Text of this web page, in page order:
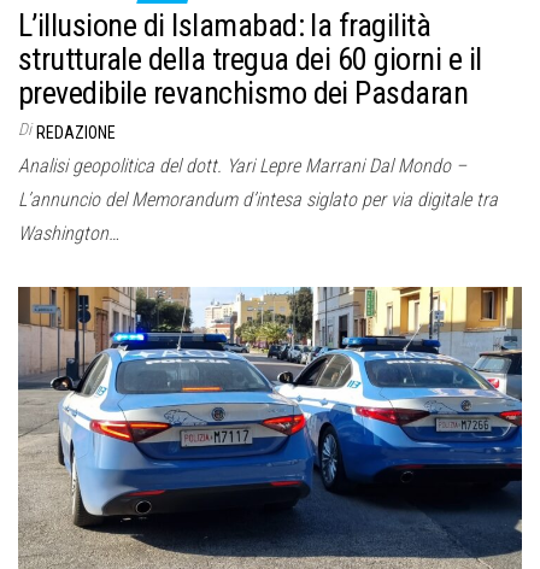
L’illusione di Islamabad: la fragilità
strutturale della tregua dei 60 giorni e il
prevedibile revanchismo dei Pasdaran
Di REDAZIONE
Analisi geopolitica del dott. Yari Lepre Marrani Dal Mondo –
L’annuncio del Memorandum d’intesa siglato per via digitale tra
Washington…